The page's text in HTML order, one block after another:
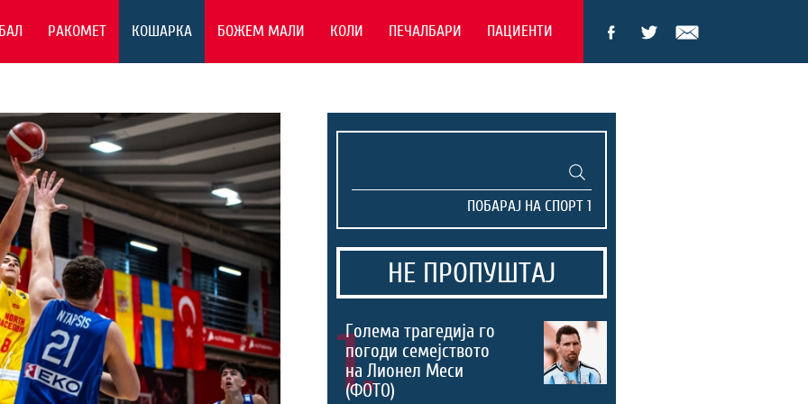
РАКОМЕТ КОШАРКА БОЖЕМ МАЛИ КОЛИ ПЕЧАЛБАРИ ПАЦИЕНТИ
НЕ ПРОПУШТАЈ
1.
Голема трагедија го
погоди семејството
на Лионел Меси
(ФОТО)